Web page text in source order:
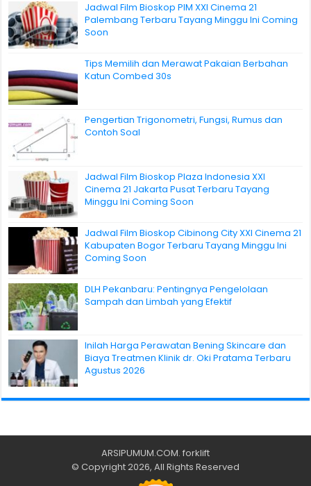
Jadwal Film Bioskop PIM XXI Cinema 21
Palembang Terbaru Tayang Minggu Ini Coming
Soon
Tips Memilih dan Merawat Pakaian Berbahan
Katun Combed 30s
Pengertian Trigonometri, Fungsi, Rumus dan
Contoh Soal
Jadwal Film Bioskop Plaza Indonesia XXI
Cinema 21 Jakarta Pusat Terbaru Tayang
Minggu Ini Coming Soon
Jadwal Film Bioskop Cibinong City XXI Cinema 21
Kabupaten Bogor Terbaru Tayang Minggu Ini
Coming Soon
DLH Pekanbaru: Pentingnya Pengelolaan
Sampah dan Limbah yang Efektif
Inilah Harga Perawatan Bening Skincare dan
Biaya Treatmen Klinik dr. Oki Pratama Terbaru
Agustus 2026
ARSIPUMUM.COM. forklift
© Copyright 2026, All Rights Reserved